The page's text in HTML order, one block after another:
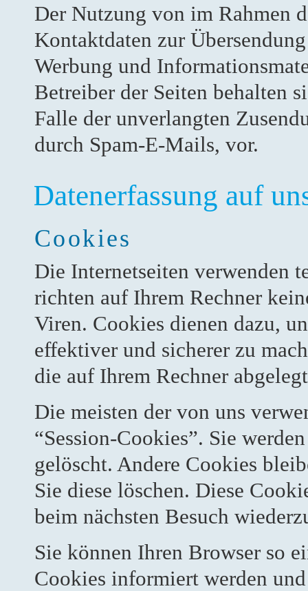
Der Nutzung von im Rahmen
Kontaktdaten zur
Werbung und
Betreiber der Seiten behalten
Falle der unverlangten
durch Spam-E-Mails, vor.
Datenerfassung auf
Cookies
Die Internetseiten verwenden
richten auf Ihrem Rechner
Viren. Cookies dienen dazu,
effektiver und sicherer zu
die auf Ihrem Rechner
Die meisten der von uns
“Session-Cookies”. Sie
gelöscht. Andere Cookies
Sie diese löschen. Diese
beim nächsten Besuch
Sie können Ihren Browser so
Cookies informiert werden